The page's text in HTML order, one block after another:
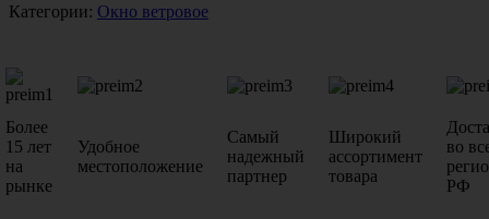
Категории: Окно ветровое
Более
15 лет
на
рынке
Удобное
местоположение
Самый
надежный
партнер
Широкий
ассортимент
товара
во
РФ